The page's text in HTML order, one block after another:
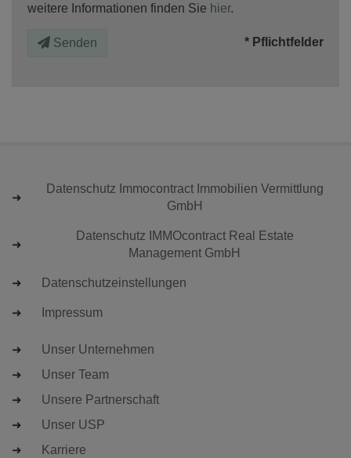
weitere Informationen finden Sie hier.
Senden * Pflichtfelder
Datenschutz Immocontract Immobilien Vermittlung
GmbH
Datenschutz IMMOcontract Real Estate
Management GmbH
Datenschutzeinstellungen
Impressum
Unser Unternehmen
Unser Team
Unsere Partnerschaft
Unser USP
Karriere